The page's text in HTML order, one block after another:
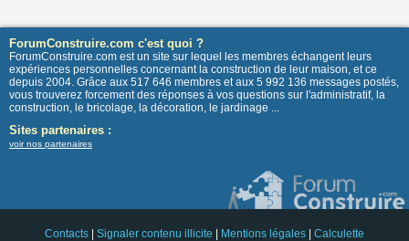
ForumConstruire.com c'est quoi ?
ForumConstruire.com est un site sur lequel les membres échangent leurs
expériences personnelles concernant la construction de leur maison, et ce
depuis 2004. Grâce aux 517 646 membres et aux 5 992 136 messages postés,
vous trouverez forcement des réponses à vos questions sur l'administratif, la
construction, le bricolage, la décoration, le jardinage ...
Sites partenaires :
voir nos partenaires
Contacts Signaler contenu illicite Mentions légales
Calculette